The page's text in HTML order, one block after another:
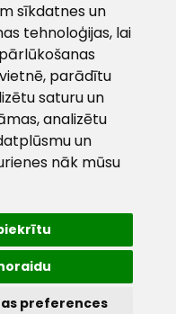
sīkdatnes un
tehnoloģijas, lai
parādītu
saturu un
analizētu
un
nāk mūsu
preferences
– 17:00
186
info@hards.lv